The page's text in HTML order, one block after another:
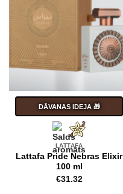
DĀVANAS IDEJA 🎁
LATTAFA
Lattafa Pride Nebras Elixir
100 ml
€31.32